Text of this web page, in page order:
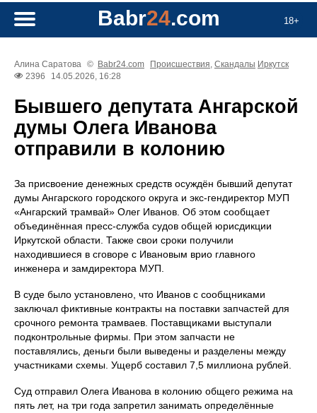
18+
Babr24.com
Алина Саратова © Babr24.com Происшествия, Скандалы Иркутск
2396
14.05.2026, 16:28
Бывшего депутата Ангарской
думы Олега Иванова
отправили в колонию
За присвоение денежных средств осуждён бывший депутат
думы Ангарского городского округа и экс‑гендиректор МУП
«Ангарский трамвай» Олег Иванов. Об этом сообщает
объединённая пресс‑служба судов общей юрисдикции
Иркутской области. Также свои сроки получили
находившиеся в сговоре с Ивановым врио главного
инженера и замдиректора МУП.
В суде было установлено, что Иванов с сообщниками
заключал фиктивные контракты на поставки запчастей для
срочного ремонта трамваев. Поставщиками выступали
подконтрольные фирмы. При этом запчасти не
поставлялись, деньги были выведены и разделены между
участниками схемы. Ущерб составил 7,5 миллиона рублей.
Суд отправил Олега Иванова в колонию общего режима на
пять лет, на три года запретил занимать определённые